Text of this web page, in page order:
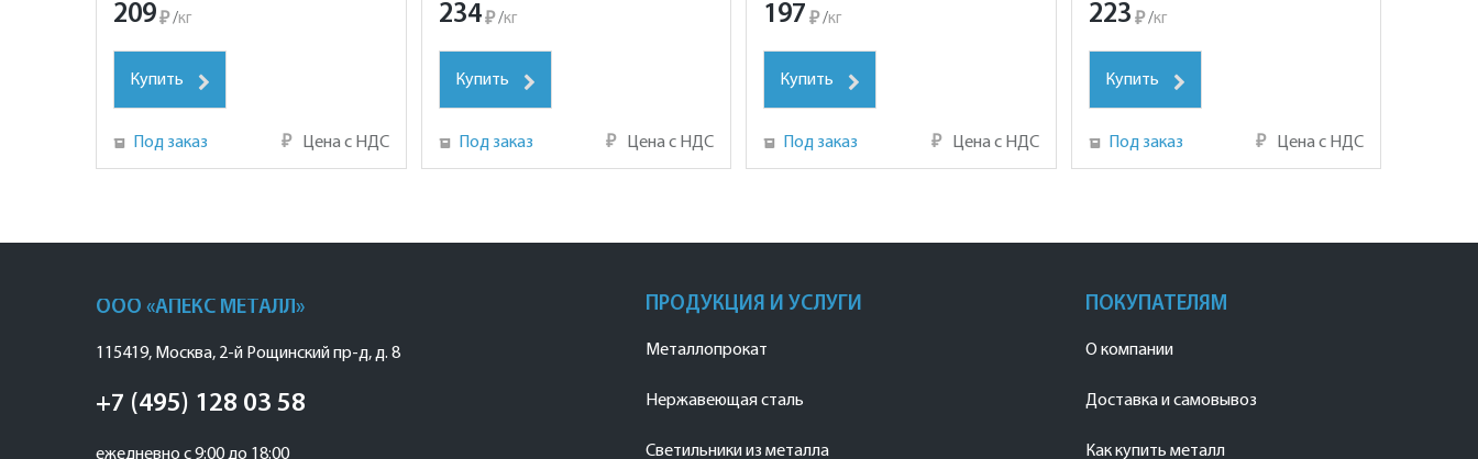
209₽ /кг
Купить
Под заказ ₽ Цена с НДС
234 ₽ /кг
Купить
Под заказ ₽ Цена с НДС
197 ₽ /кг
Купить
Под заказ ₽ Цена с НДС
223 ₽ /кг
Купить
Под заказ ₽ Цена с НДС
ООО «АПЕКС МЕТАЛЛ»
115419, Москва, 2-й Рощинский пр-д, д. 8
+7 (495) 128 03 58
ежедневно с 9:00 до 18:00
ПРОДУКЦИЯ И УСЛУГИ
Металлопрокат
Нержавеющая сталь
Светильники из металла
ПОКУПАТЕЛЯМ
О компании
Доставка и самовывоз
Как купить металл